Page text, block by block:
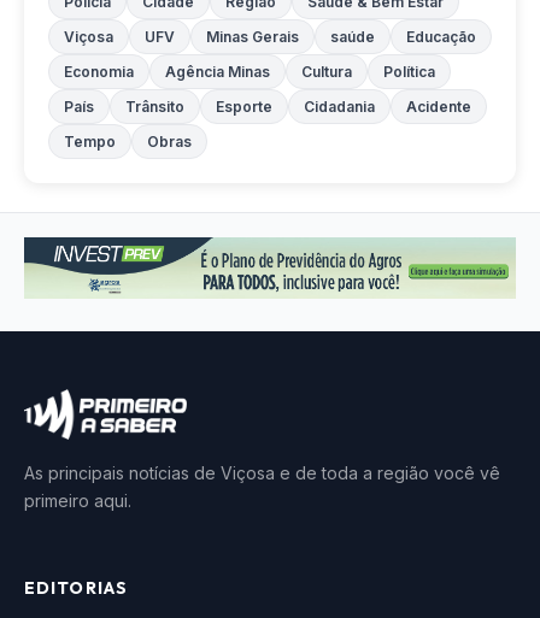
Viçosa
UFV Minas Gerais saúde
Educação
Economia
Agência Minas Cultura
Política
País
Trânsito Esporte Cidadania
Acidente
Tempo
Obras
As principais notícias de Viçosa e de toda a região você vê
primeiro aqui.
EDITORIAS